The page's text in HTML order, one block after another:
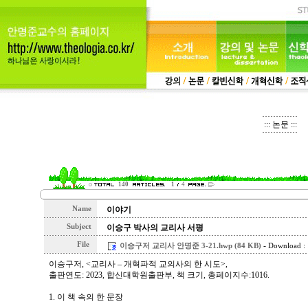
::: 논문 :::
140 1 4
Name 이야기
Subject 이승구 박사의 교리사 서평
File 이승구저 교리사 안명준 3-21.hwp (84 KB)- Download :
이승구저, <교리사 – 개혁파적 교의사의 한 시도>,
출판연도: 2023, 합신대학원출판부, 책 크기, 총페이지수:1016.
1. 이 책 속의 한 문장